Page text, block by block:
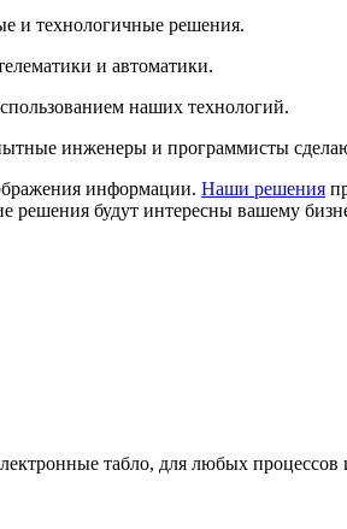
и технологичные решения.
и автоматики.
наших технологий.
инженеры и программисты
информации. Наши решения
решения будут интересны вашему
табло, для любых процессов